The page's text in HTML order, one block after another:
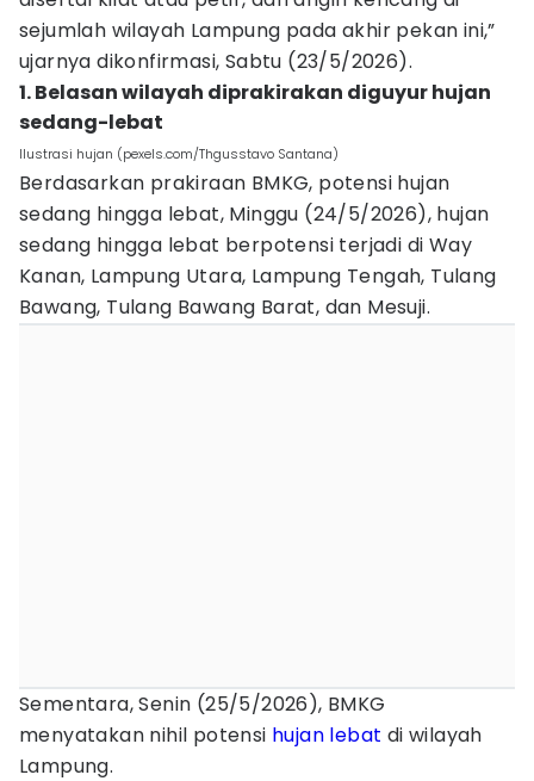
sejumlah wilayah Lampung pada akhir pekan ini,”
ujarnya dikonfirmasi, Sabtu (23/5/2026).
1. Belasan wilayah diprakirakan diguyur hujan
sedang-lebat
Ilustrasi hujan (pexels.com/Thgusstavo Santana)
Berdasarkan prakiraan BMKG, potensi hujan
sedang hingga lebat, Minggu (24/5/2026), hujan
sedang hingga lebat berpotensi terjadi di Way
Kanan, Lampung Utara, Lampung Tengah, Tulang
Bawang, Tulang Bawang Barat, dan Mesuji.
Sementara, Senin (25/5/2026), BMKG
menyatakan nihil potensi hujan lebat di wilayah
Lampung.